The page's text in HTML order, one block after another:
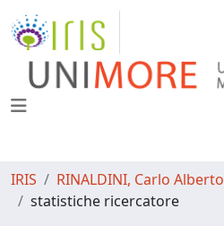
IRIS
RINALDINI, Carlo Alberto
statistiche ricercatore